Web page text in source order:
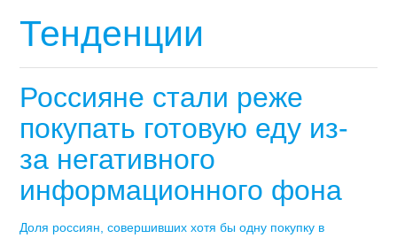
Тенденции
Россияне стали реже
покупать готовую еду из-
за негативного
информационного фона
Доля россиян, совершивших хотя бы одну покупку в